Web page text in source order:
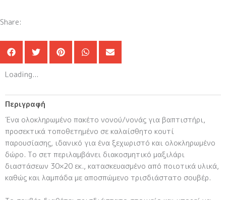
Share:
Loading...
Περιγραφή
Ένα ολοκληρωμένο πακέτο νονού/νονάς για βαπτιστήρι,
προσεκτικά τοποθετημένο σε καλαίσθητο κουτί
παρουσίασης, ιδανικό για ένα ξεχωριστό και ολοκληρωμένο
δώρο. Το σετ περιλαμβάνει διακοσμητικό μαξιλάρι
διαστάσεων 30×20 εκ., κατασκευασμένο από ποιοτικά υλικά,
καθώς καιλαμπάδα με αποσπώμενο τρισδιάστατο σουβέρ.